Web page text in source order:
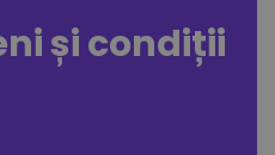
și condiții